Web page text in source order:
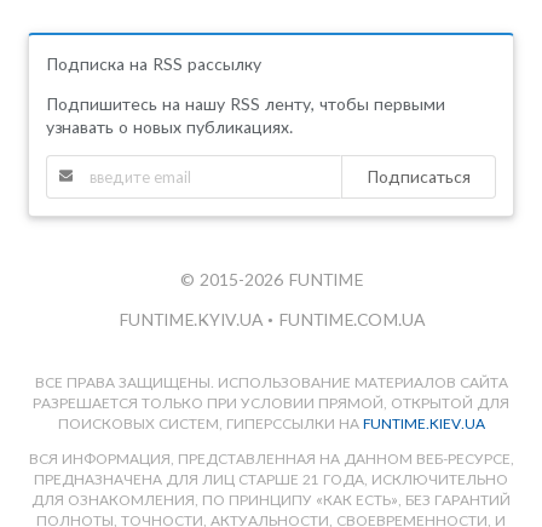
Подписка на RSS рассылку
Подпишитесь на нашу RSS ленту, чтобы первыми
узнавать о новых публикациях.
Подписаться
© 2015-2026 FUNTIME
FUNTIME.KYIV.UA • FUNTIME.COM.UA
ВСЕ ПРАВА ЗАЩИЩЕНЫ. ИСПОЛЬЗОВАНИЕ МАТЕРИАЛОВ САЙТА
РАЗРЕШАЕТСЯ ТОЛЬКО ПРИ УСЛОВИИ ПРЯМОЙ, ОТКРЫТОЙ ДЛЯ
ПОИСКОВЫХ СИСТЕМ, ГИПЕРССЫЛКИ НА FUNTIME.KIEV.UA
ВСЯ ИНФОРМАЦИЯ, ПРЕДСТАВЛЕННАЯ НА ДАННОМ ВЕБ-РЕСУРСЕ,
ПРЕДНАЗНАЧЕНА ДЛЯ ЛИЦ СТАРШЕ 21 ГОДА, ИСКЛЮЧИТЕЛЬНО
ДЛЯ ОЗНАКОМЛЕНИЯ, ПО ПРИНЦИПУ «КАК ЕСТЬ», БЕЗ ГАРАНТИЙ
ПОЛНОТЫ, ТОЧНОСТИ, АКТУАЛЬНОСТИ, СВОЕВРЕМЕННОСТИ, И